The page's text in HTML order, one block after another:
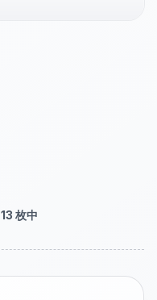
13 枚中